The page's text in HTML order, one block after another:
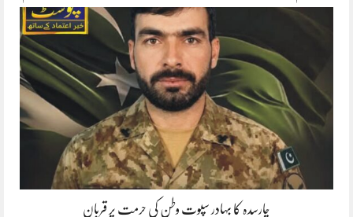
چارسدہ کا بہادر سپوت وطن کی حرمت پر قربان